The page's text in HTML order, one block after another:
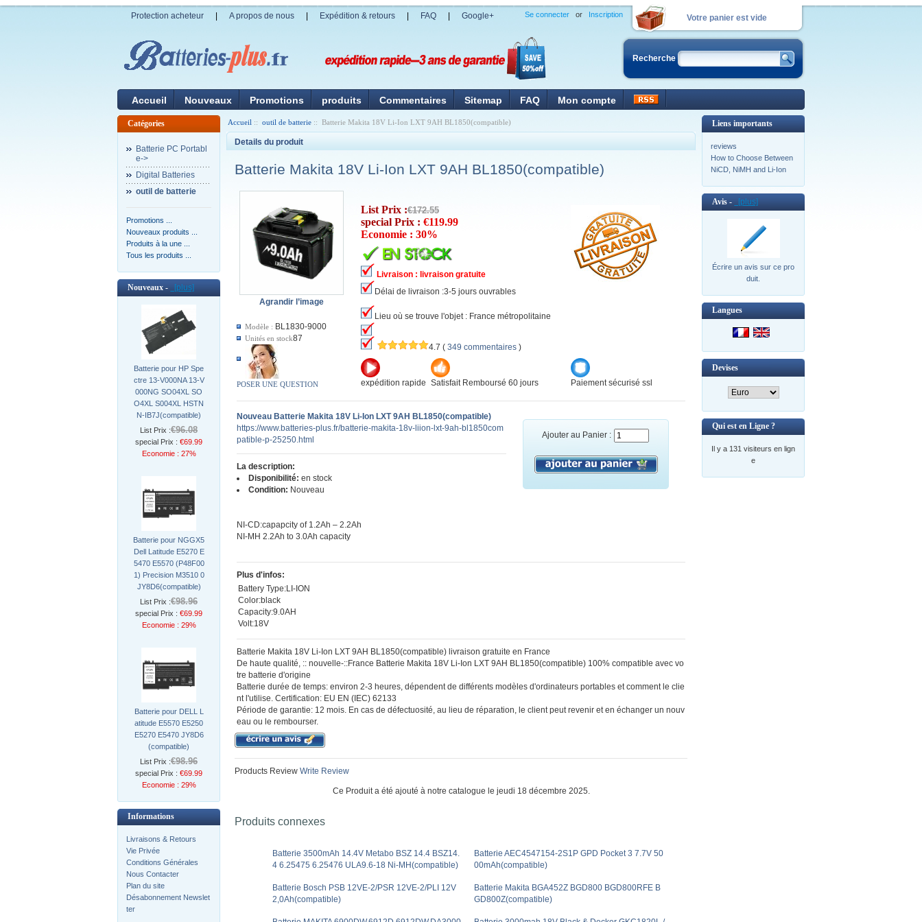
Protection acheteur A propos de nous Expédition & retours FAQ Google+ Votre panier est vide
Se connecter or Inscription
Recherche
Accueil Nouveaux Promotions produits Commentaires Sitemap FAQ Mon compte
Catégories
Batterie PC Portabl
e->
Digital Batteries
outil de batterie
Promotions ...
Nouveaux produits ...
Produits à la une ...
Tous les produits ...
Nouveaux - [plus]
Batterie pour HP Spe
ctre 13-V000NA 13-V
000NG SO04XL SO
O4XL S004XL HSTN
N-IB7J(compatible)
List Prix :€96.08
special Prix : €69.99
Economie : 27%
Batterie pour NGGX5
Dell Latitude E5270 E
5470 E5570 (P48F00
1) Precision M3510 0
JY8D6(compatible)
List Prix :€98.96
special Prix : €69.99
Economie : 29%
Batterie pour DELL L
atitude E5570 E5250
E5270 E5470 JY8D6
(compatible)
List Prix :€98.96
special Prix : €69.99
Economie : 29%
Informations
Livraisons & Retours
Vie Privée
Conditions Générales
Nous Contacter
Plan du site
Désabonnement Newslet
ter
Accueil :: outil de batterie :: Batterie Makita 18V Li-Ion LXT 9AH BL1850(compatible)
Details du produit
Batterie Makita 18V Li-Ion LXT 9AH BL1850(compatible)
Agrandir l’image
Modèle : BL1830-9000
Unités en stock87
POSER UNE QUESTION
List Prix :€172.55
special Prix : €119.99
Economie : 30%
Livraison : livraison gratuite
Délai de livraison :3-5 jours ouvrables
Lieu où se trouve l'objet : France métropolitaine
4.7 ( 349 commentaires )
expédition rapide Satisfait Remboursé 60 jours Paiement sécurisé ssl
Ajouter au Panier :
Nouveau Batterie Makita 18V Li-Ion LXT 9AH BL1850(compatible)
https://www.batteries-plus.fr/batterie-makita-18v-liion-lxt-9ah-bl1850com
patible-p-25250.html
La description:
Disponibilité: en stock
Condition: Nouveau
NI-CD:capapcity of 1.2Ah – 2.2Ah
NI-MH 2.2Ah to 3.0Ah capacity
Plus d'infos:
Battery Type:LI-ION
Color:black
Capacity:9.0AH
Volt:18V
Batterie Makita 18V Li-Ion LXT 9AH BL1850(compatible) livraison gratuite en France
De haute qualité, :: nouvelle-::France Batterie Makita 18V Li-Ion LXT 9AH BL1850(compatible) 100% compatible avec vo
tre batterie d'origine
Batterie durée de temps: environ 2-3 heures, dépendent de différents modèles d'ordinateurs portables et comment le clie
nt l'utilise. Certification: EU EN (IEC) 62133
Période de garantie: 12 mois. En cas de défectuosité, au lieu de réparation, le client peut revenir et en échanger un nouv
eau ou le rembourser.
Products Review Write Review
Ce Produit a été ajouté à notre catalogue le jeudi 18 décembre 2025.
Produits connexes
Batterie 3500mAh 14.4V Metabo BSZ 14.4 BSZ14.
4 6.25475 6.25476 ULA9.6-18 Ni-MH(compatible)
Batterie AEC4547154-2S1P GPD Pocket 3 7.7V 50
00mAh(compatible)
Batterie Bosch PSB 12VE-2/PSR 12VE-2/PLI 12V
2,0Ah(compatible)
Batterie Makita BGA452Z BGD800 BGD800RFE B
GD800Z(compatible)
Liens importants
reviews
How to Choose Between
NiCD, NiMH and Li-Ion
Avis - [plus]
Écrire un avis sur ce pro
duit.
Langues
Devises
Qui est en Ligne ?
Il y a 131 visiteurs en lign
e